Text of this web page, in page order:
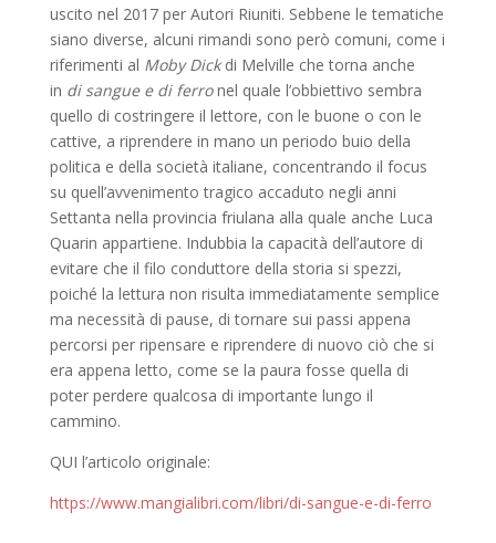
uscito nel 2017 per Autori Riuniti. Sebbene le tematiche
siano diverse, alcuni rimandi sono però comuni, come i
riferimenti al Moby Dickdi Melville che torna anche
in di sangue e di ferronel quale l’obbiettivo sembra
quello di costringere il lettore, con le buone o con le
cattive, a riprendere in mano un periodo buio della
politica e della società italiane, concentrando il focus
su quell’avvenimento tragico accaduto negli anni
Settanta nella provincia friulana alla quale anche Luca
Quarin appartiene. Indubbia la capacità dell’autore di
evitare che il filo conduttore della storia si spezzi,
poiché la lettura non risulta immediatamente semplice
ma necessità di pause, di tornare sui passi appena
percorsi per ripensare e riprendere di nuovo ciò che si
era appena letto, come se la paura fosse quella di
poter perdere qualcosa di importante lungo il
cammino.
QUI l’articolo originale:
https://www.mangialibri.com/libri/di-sangue-e-di-ferro